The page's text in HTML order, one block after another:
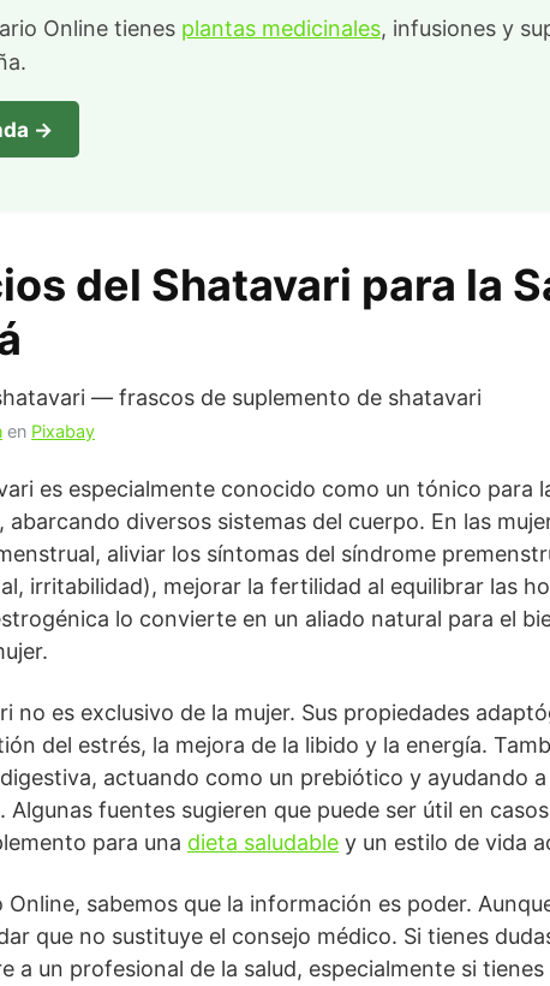
Online tienes plantas medicinales, infusiones y
→
del Shatavari para la
en Pixabay
es especialmente conocido como un tónico para
abarcando diversos sistemas del cuerpo. En las
aliviar los síntomas del síndrome
irritabilidad), mejorar la fertilidad al equilibrar las
lo convierte en un aliado natural para el
no es exclusivo de la mujer. Sus propiedades
del estrés, la mejora de la libido y la energía.
actuando como un prebiótico y ayudando
fuentes sugieren que puede ser útil en
para una dieta saludable y un estilo de vida
Online, sabemos que la información es poder.
que no sustituye el consejo médico. Si tienes
a un profesional de la salud, especialmente si